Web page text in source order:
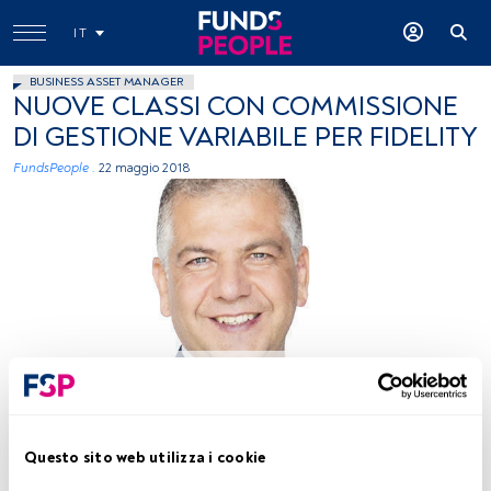
Questo sito web utilizza i cookie
IT
BUSINESS ASSET MANAGER
NUOVE CLASSI CON COMMISSIONE
DI GESTIONE VARIABILE PER FIDELITY
FundsPeople . 22 maggio 2018
Tempo di lettura:2 min.